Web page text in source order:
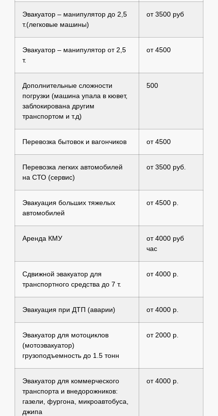
Эвакуатор – манипулятор до 2,5
т.(легковые машины)
от 3500 руб
Эвакуатор – манипулятор от 2,5
т.
от 4500
Дополнительные сложности
погрузки (машина упала в кювет,
заблокирована другим
транспортом и т.д)
500
Перевозка бытовок и вагончиков от 4500
Перевозка легких автомобилей
на СТО (сервис)
от 3500 руб.
Эвакуация больших тяжелых
автомобилей
от 4500 р.
Аренда КМУ
от 4000 руб
час
Сдвижной эвакуатор для
транспортного средства до 7 т.
от 4000 р.
Эвакуация при ДТП (аварии) от 4000 р.
Эвакуатор для мотоциклов
(мотоэвакуатор)
грузоподъемность до 1.5 тонн
от 2000 р.
Эвакуатор для коммерческого
транспорта и внедорожников:
газели, фургона, микроавтобуса,
джипа
от 4000 р.